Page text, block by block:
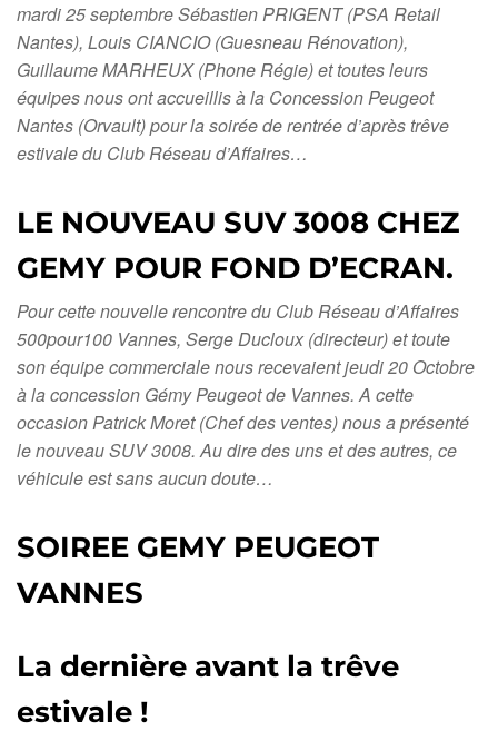
mardi 25 septembre Sébastien PRIGENT (PSA Retail
Nantes), Louis CIANCIO (Guesneau Rénovation),
Guillaume MARHEUX (Phone Régie) et toutes leurs
équipes nous ont accueillis à la Concession Peugeot
Nantes (Orvault) pour la soirée de rentrée d’après trêve
estivale du Club Réseau d’Affaires…
LE NOUVEAU SUV 3008 CHEZ
GEMY POUR FOND D’ECRAN.
Pour cette nouvelle rencontre du Club Réseau d’Affaires
500pour100 Vannes, Serge Ducloux (directeur) et toute
son équipe commerciale nous recevaient jeudi 20 Octobre
à la concession Gémy Peugeot de Vannes. A cette
occasion Patrick Moret (Chef des ventes) nous a présenté
le nouveau SUV 3008. Au dire des uns et des autres, ce
véhicule est sans aucun doute…
SOIREE GEMY PEUGEOT
VANNES
La dernière avant la trêve
estivale !